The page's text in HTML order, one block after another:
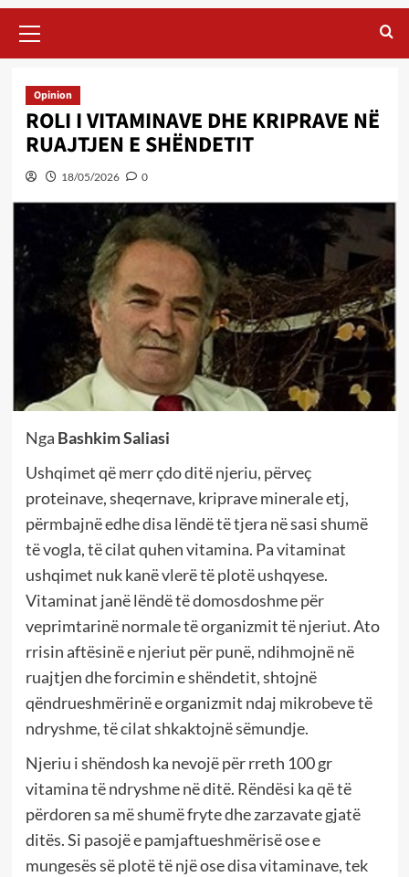
Menu
Opinion
ROLI I VITAMINAVE DHE KRIPRAVE NË
RUAJTJEN E SHËNDETIT
18/05/2026 0
Nga Bashkim Saliasi
Ushqimet që merr çdo ditë njeriu, përveç
proteinave, sheqernave, kriprave minerale etj,
përmbajnë edhe disa lëndë të tjera në sasi shumë
të vogla, të cilat quhen vitamina. Pa vitaminat
ushqimet nuk kanë vlerë të plotë ushqyese.
Vitaminat janë lëndë të domosdoshme për
veprimtarinë normale të organizmit të njeriut. Ato
rrisin aftësinë e njeriut për punë, ndihmojnë në
ruajtjen dhe forcimin e shëndetit, shtojnë
qëndrueshmërinë e organizmit ndaj mikrobeve të
ndryshme, të cilat shkaktojnë sëmundje.
Njeriu i shëndosh ka nevojë për rreth 100 gr
vitamina të ndryshme në ditë. Rëndësi ka që të
përdoren sa më shumë fryte dhe zarzavate gjatë
ditës. Si pasojë e pamjaftueshmërisë ose e
mungesës së plotë të një ose disa vitaminave, tek